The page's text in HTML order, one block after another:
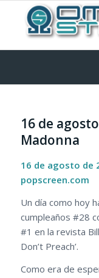
16 de
Madonna
16 de agosto de
popscreen.com
Un día como hoy
cumpleaños #28
#1 en la revista
Don’t Preach’.
Como era de